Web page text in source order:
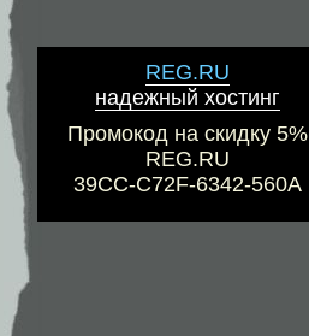
REG.RU
надежный хостинг
Промокод на скидку 5%
REG.RU
39CC-C72F-6342-560A